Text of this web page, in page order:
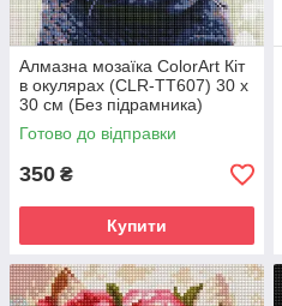
Алмазна мозаїка ColorArt Кіт
в окулярах (CLR-TT607) 30 х
30 см (Без підрамника)
Готово до відправки
350 ₴
Купити